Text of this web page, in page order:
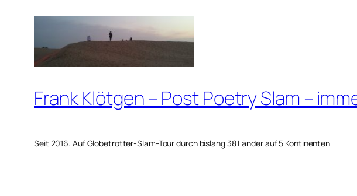
springen
Frank Klötgen – Post Poetry Slam –
Seit 2016. Auf Globetrotter-Slam-Tour durch bislang 38 Länder auf 5 Kontinenten